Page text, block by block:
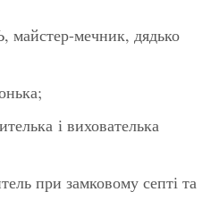
мечник, дядько
і вихователька
при замковому септі та